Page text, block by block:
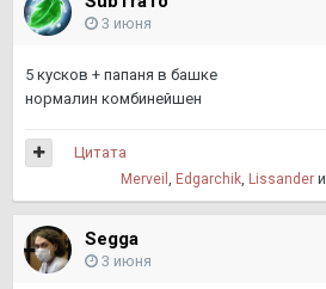
3 июня
5 кусков + папаня в башке
нормалин комбинейшен
Merveil , Edgarchik, Lissander и
Цитата
Segga
3 июня